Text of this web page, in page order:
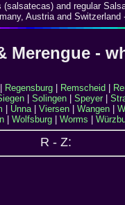
(salsatecas) and regular
Austria and Switzerland
Merengue -
Regensburg| Remscheid
| Solingen| Speyer|
Unna| Viersen Wangen
Wolfsburg Worms
R - Z: